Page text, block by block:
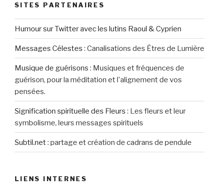
SITES PARTENAIRES
Humour sur Twitter avec les lutins Raoul & Cyprien
Messages Célestes : Canalisations des Êtres de Lumière
Musique de guérisons : Musiques et fréquences de
guérison, pour la méditation et l'alignement de vos
pensées.
Signification spirituelle des Fleurs : Les fleurs et leur
symbolisme, leurs messages spirituels
Subtil.net: partage et création de cadrans de pendule
LIENS INTERNES